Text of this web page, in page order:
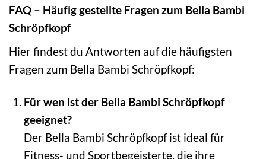
FAQ – Häufig gestellte Fragen zum Bella Bambi
Schröpfkopf
Hier findest du Antworten auf die häufigsten
Fragen zum Bella Bambi Schröpfkopf:
Für wen ist der Bella Bambi Schröpfkopf
geeignet?
Der Bella Bambi Schröpfkopf ist ideal für
Fitness- und Sportbegeisterte, die ihre